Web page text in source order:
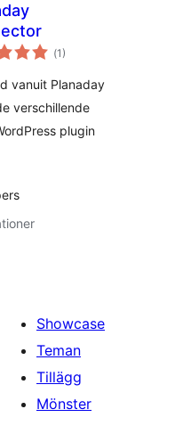
(Totalt
antal
1)
vanuit Planaday
verschillende
plugin
Showcase
Teman
Tillägg
Mönster